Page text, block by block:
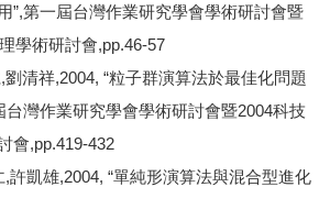
”,第一屆台灣作業研究學會學術研討會暨
學術研討會,pp.46-57
清祥,2004, “粒子群演算法於最佳化問題
台灣作業研究學會學術研討會暨2004科技
會,pp.419-432
許凱雄,2004, “單純形演算法與混合型進化